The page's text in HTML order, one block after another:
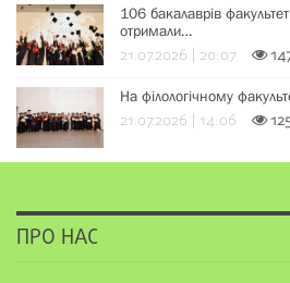
106 бакалаврів
отримали…
21.07.2026 | 20:07
На філологічному
21.07.2026 | 14:06
ПРО НАС